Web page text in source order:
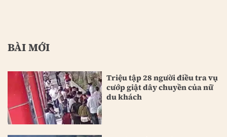
BÀI MỚI
Triệu tập 28 người điều tra vụ
cướp giật dây chuyền của nữ
du khách